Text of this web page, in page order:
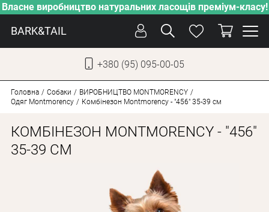
Власне виробництво натуральних ласощів преміум-класу!
BARK&TAIL
+380 (95) 095-00-05
ДОГЛЯД
ВЛАСНЕ ВИРОБНИЦТВО
НОВИНКИ
Головна Собаки
ВИРОБНИЦТВО MONTMORENCY
Одяг Montmorency
Комбінезон Montmorency - "456" 35-39 см
КОМБІНЕЗОН MONTMORENCY - "456"
35-39 СМ